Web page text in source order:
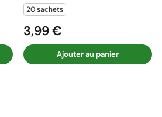
20 sachets
Prix
3,99 €
Ajouter au panier